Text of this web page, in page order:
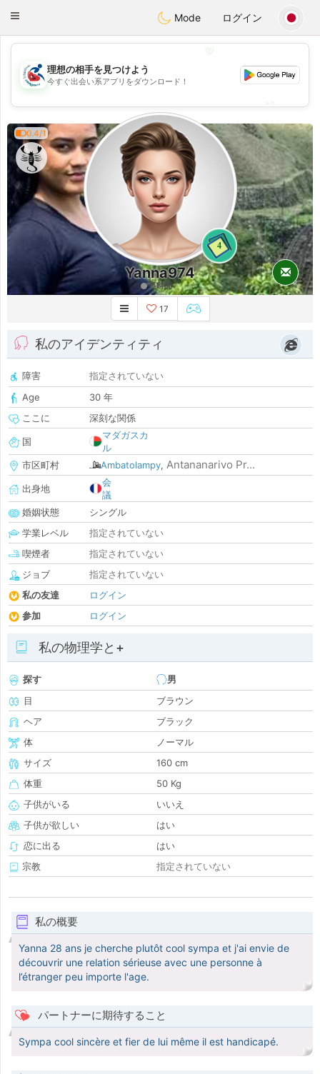
Handi Space
Toggle
Mode ログイン
💖
💕
理想の相手を見つけよう
今すぐ出会い系アプリをダウンロード！
0.4/1
4
Yanna974
長時間
17
私のアイデンティティ
障害
指定されていない
Age
30 年
ここに
深刻な関係
国
マダガスカ
ル
市区町村
Ambatolampy, Antananarivo Pr...
出身地
会
議
婚姻状態
シングル
学業レベル
指定されていない
喫煙者
指定されていない
ジョブ
指定されていない
私の友達
ログイン
参加
ログイン
私の物理学と+
探す
男
目
ブラウン
ヘア
ブラック
体
ノーマル
サイズ
160 cm
体重
50 Kg
子供がいる
いいえ
子供が欲しい
はい
恋に出る
はい
宗教
指定されていない
私の概要
Yanna 28 ans je cherche plutôt cool sympa et j'ai envie de
découvrir une relation sérieuse avec une personne à
l’étranger peu importe l'age.
パートナーに期待すること
Sympa cool sincère et fier de lui même il est handicapé.